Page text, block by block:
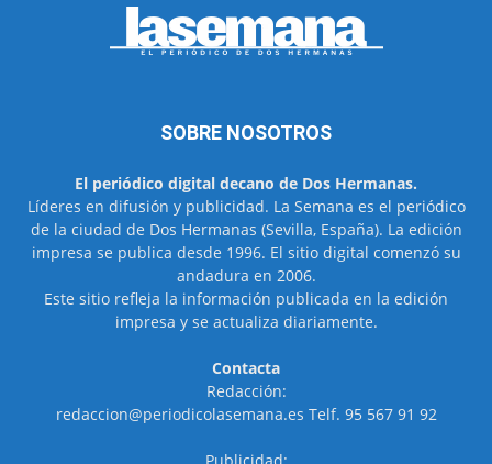
SOBRE NOSOTROS
El periódico digital decano de Dos Hermanas.
Líderes en difusión y publicidad. La Semana es el periódico
de la ciudad de Dos Hermanas (Sevilla, España). La edición
impresa se publica desde 1996. El sitio digital comenzó su
andadura en 2006.
Este sitio refleja la información publicada en la edición
impresa y se actualiza diariamente.
Contacta
Redacción:
redaccion@periodicolasemana.es Telf. 95 567 91 92